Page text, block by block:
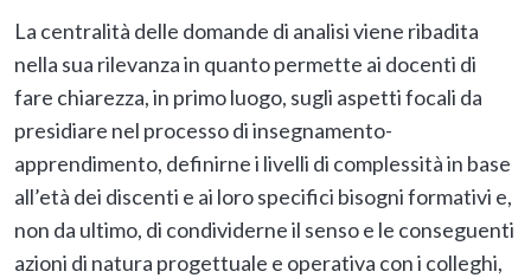
La centralità delle domande di analisi viene ribadita
nella sua rilevanza in quanto permette ai docenti di
fare chiarezza, in primo luogo, sugli aspetti focali da
presidiare nel processo di insegnamento-
apprendimento, definirne i livelli di complessità in base
all’età dei discenti e ai loro specifici bisogni formativi e,
non da ultimo, di condividerne il senso e le conseguenti
azioni di natura progettuale e operativa con i colleghi,